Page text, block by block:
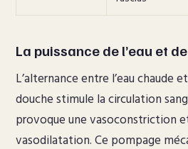
La puissance de l’eau et
L’alternance entre l’eau chaude
douche stimule la circulation
provoque une vasoconstriction
vasodilatation. Ce pompage